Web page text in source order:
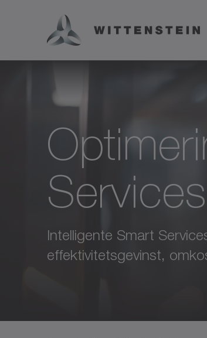
Services
Intelligente Smart
effektivitetsgevinst,